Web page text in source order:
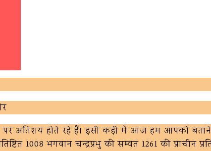
अतिशय होते रहे हैं। इसी कड़ी में आज हम आपको
1008 भगवान चन्द्रप्रभु की सम्वत 1261 की प्राचीन